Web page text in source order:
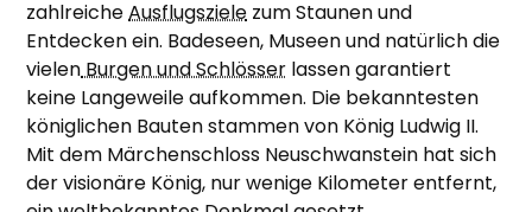
zahlreicheAusflugsziele zum Staunen und
Entdecken ein. Badeseen, Museen und natürlich die
vielenBurgen und Schlösser lassen garantiert
keine Langeweile aufkommen. Die bekanntesten
königlichen Bauten stammen von König Ludwig II.
Mit dem Märchenschloss Neuschwanstein hat sich
der visionäre König, nur wenige Kilometer entfernt,